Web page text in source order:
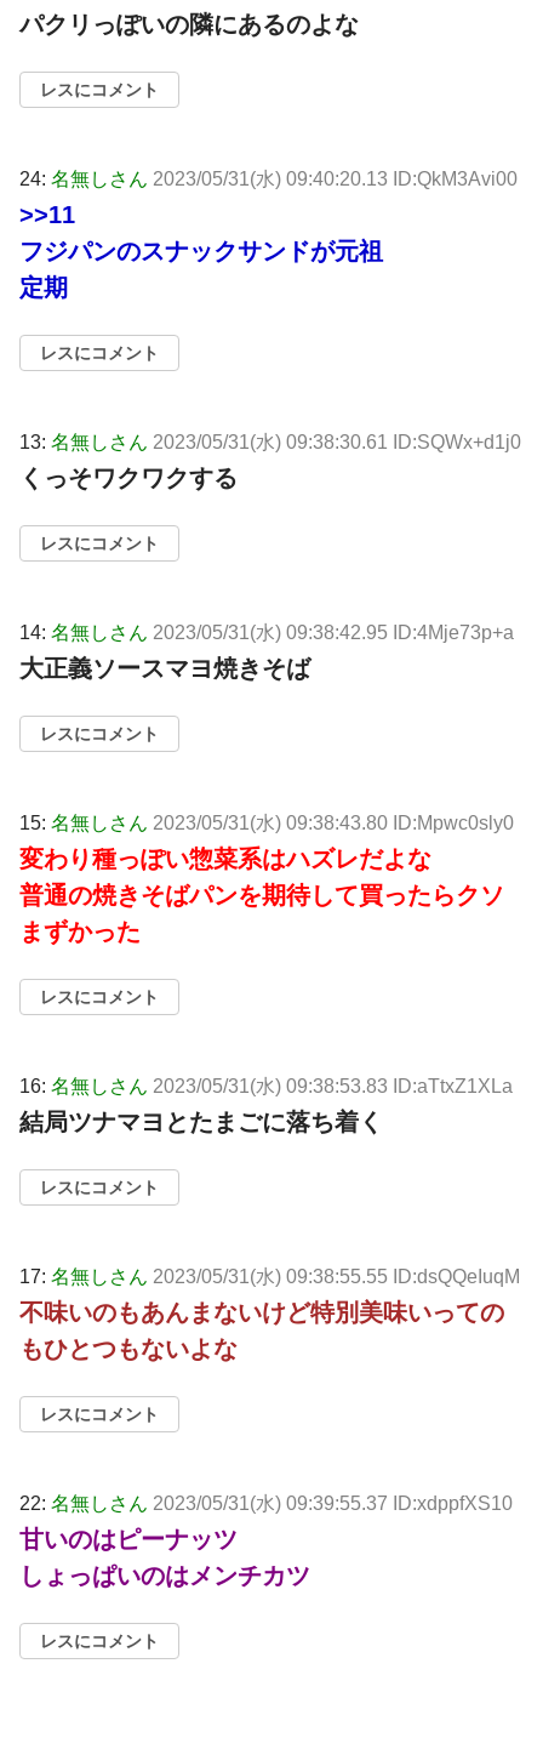
パクリっぽいの隣にあるのよな
レスにコメント
24: 名無しさん 2023/05/31(水) 09:40:20.13 ID:QkM3Avi00
>>11
フジパンのスナックサンドが元祖
定期
レスにコメント
13: 名無しさん 2023/05/31(水) 09:38:30.61 ID:SQWx+d1j0
くっそワクワクする
レスにコメント
14: 名無しさん 2023/05/31(水) 09:38:42.95 ID:4Mje73p+a
大正義ソースマヨ焼きそば
レスにコメント
15: 名無しさん 2023/05/31(水) 09:38:43.80 ID:Mpwc0sly0
変わり種っぽい惣菜系はハズレだよな
普通の焼きそばパンを期待して買ったらクソ
まずかった
レスにコメント
16: 名無しさん 2023/05/31(水) 09:38:53.83 ID:aTtxZ1XLa
結局ツナマヨとたまごに落ち着く
レスにコメント
17: 名無しさん 2023/05/31(水) 09:38:55.55 ID:dsQQeIuqM
不味いのもあんまないけど特別美味いっての
もひとつもないよな
レスにコメント
22: 名無しさん 2023/05/31(水) 09:39:55.37 ID:xdppfXS10
甘いのはピーナッツ
しょっぱいのはメンチカツ
レスにコメント